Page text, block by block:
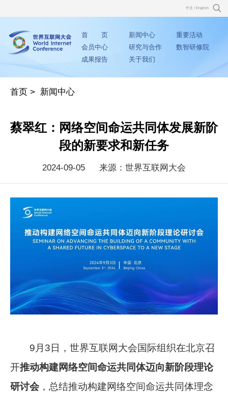
中文 / English
首 页 新闻中心
重要活动
会员中心
研究与合作
数智研修院
成果报告
关于我们
首页 > 新闻中心
蔡翠红：网络空间命运共同体发展新阶
段的新要求和新任务
2024-09-05 来源：世界互联网大会
9月3日，世界互联网大会国际组织在北京召
开推动构建网络空间命运共同体迈向新阶段理论
研讨会，总结推动构建网络空间命运共同体理念